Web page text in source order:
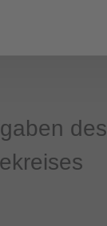
des